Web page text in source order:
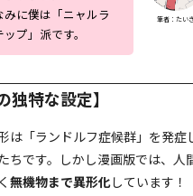
筆者：たいき
みに僕は「ニャルラ
ップ」派です。
独特な設定】
は「ランドルフ症候群」を発症
ちです。しかし漫画版では、人
無機物まで異形化しています！